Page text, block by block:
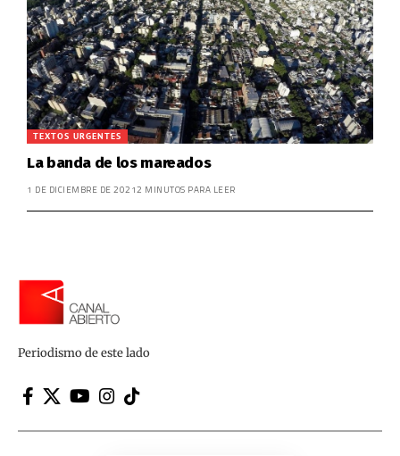
TEXTOS URGENTES
La banda de los mareados
1 DE DICIEMBRE DE 20212 MINUTOS PARA LEER
Periodismo de este lado